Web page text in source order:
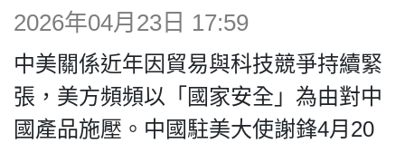
視頻
昔日
2026年04月23日 17:59
中美關係近年因貿易與科技競爭持續緊
張，美方頻頻以「國家安全」為由對中
國產品施壓。中國駐美大使謝鋒4月20